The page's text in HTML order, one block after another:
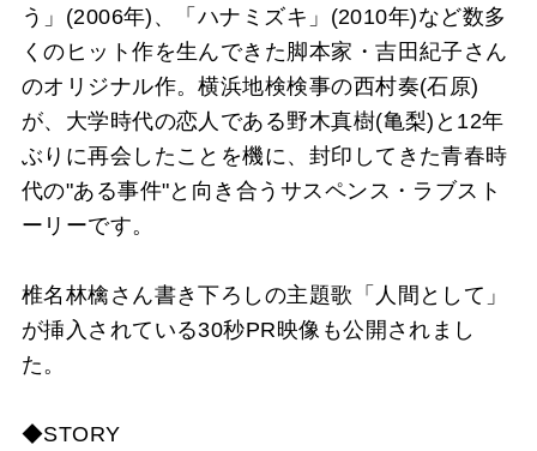
う」(2006年)、「ハナミズキ」(2010年)など数多
くのヒット作を生んできた脚本家・吉田紀子さん
のオリジナル作。横浜地検検事の西村奏(石原)
が、大学時代の恋人である野木真樹(亀梨)と12年
ぶりに再会したことを機に、封印してきた青春時
代の"ある事件"と向き合うサスペンス・ラブスト
ーリーです。
椎名林檎さん書き下ろしの主題歌「人間として」
が挿入されている30秒PR映像も公開されまし
た。
◆STORY